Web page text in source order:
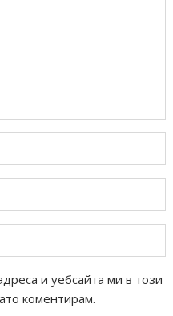
и уебсайта ми в този
коментирам.